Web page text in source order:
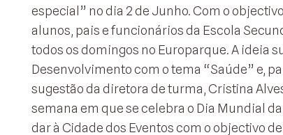
especial” no dia 2 de Junho. Com o
alunos, pais e funcionários da Escola
todos os domingos no Europarque. A ideia
Desenvolvimento com o tema “Saúde” e,
sugestão da diretora de turma, Cristina
semana em que se celebra o Dia Mundial
dar à Cidade dos Eventos com o objectivo